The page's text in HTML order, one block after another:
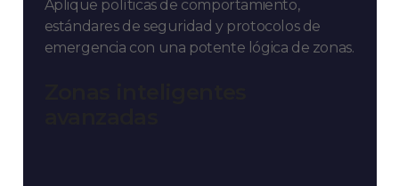
Aplique políticas de comportamiento,
estándares de seguridad y protocolos de
emergencia con una potente lógica de zonas.